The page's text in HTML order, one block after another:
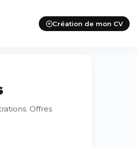
Création de mon CV
Offres